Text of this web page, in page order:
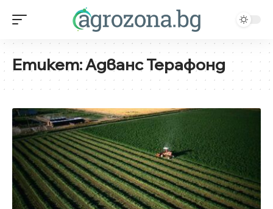
Етикет:Адванс Терафонд